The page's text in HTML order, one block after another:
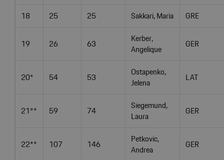
18 25 25 Sakkari, Maria GRE
19 26 63
Kerber,
Angelique
GER
20* 54 53
Ostapenko,
Jelena
LAT
21** 59 74
Siegemund,
Laura
GER
22** 107 146
Petkovic,
Andrea
GER